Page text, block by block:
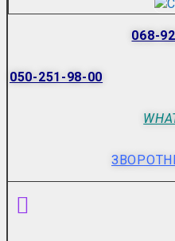
068-
050-251-98-00